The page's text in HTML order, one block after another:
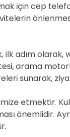
için cep
ilk adım
arama
sunarak,
etmektir.